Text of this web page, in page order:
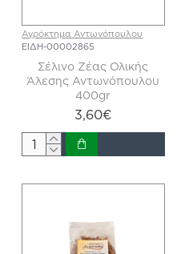
Αγρόκτημα Αντωνόπουλου
ΕΙΔΗ-00002865
Σέλινο Ζέας Ολικής
Άλεσης Αντωνόπουλου
400gr
3,60€